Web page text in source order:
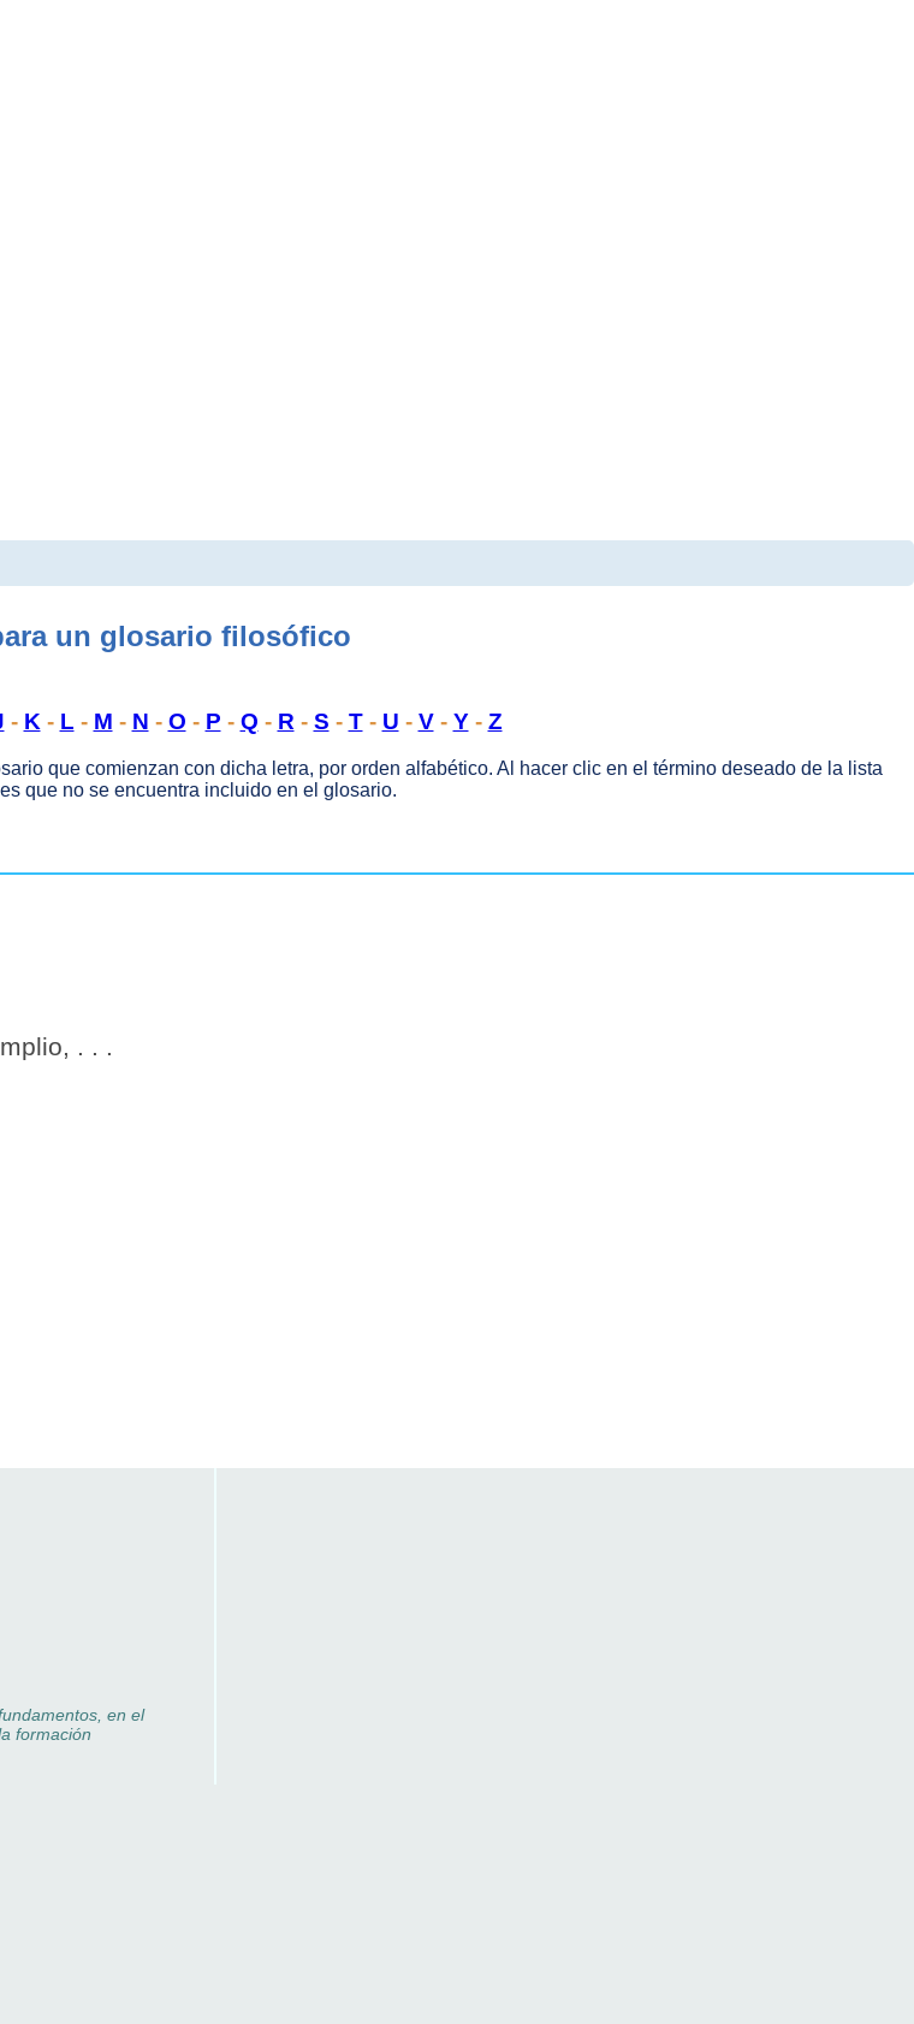
un glosario filosófico
- K - L - M - N - O - P - Q - R - S - T- U - V- Y- Z
que comienzan con dicha letra, por orden alfabético. Al hacer clic en el término deseado de la lista
que no se encuentra incluido en el glosario.
. . .
en el
formación